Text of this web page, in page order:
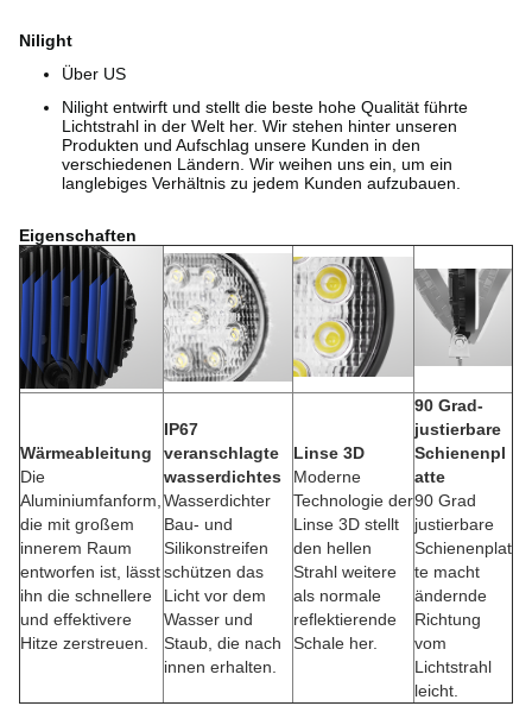
Nilight
Über US
Nilight entwirft und stellt die beste hohe Qualität führte
Lichtstrahl in der Welt her. Wir stehen hinter unseren
Produkten und Aufschlag unsere Kunden in den
verschiedenen Ländern. Wir weihen uns ein, um ein
langlebiges Verhältnis zu jedem Kunden aufzubauen.
Eigenschaften
Wärmeableitung
Die
Aluminiumfanform,
die mit großem
innerem Raum
entworfen ist, lässt
ihn die schnellere
und effektivere
Hitze zerstreuen.
IP67
veranschlagte
wasserdichtes
Wasserdichter
Bau- und
Silikonstreifen
schützen das
Licht vor dem
Wasser und
Staub, die nach
innen erhalten.
Linse 3D
Moderne
Technologie der
Linse 3D stellt
den hellen
Strahl weitere
als normale
reflektierende
Schale her.
90 Grad-
justierbare
Schienenpl
atte
90 Grad
justierbare
Schienenplat
te macht
ändernde
Richtung
vom
Lichtstrahl
leicht.